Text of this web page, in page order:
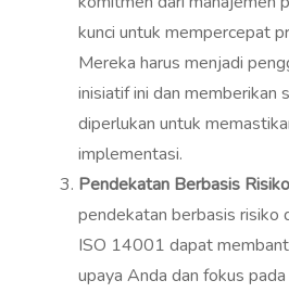
kunci untuk mempercepat
Mereka harus menjadi
inisiatif ini dan memberikan
diperlukan untuk
implementasi.
Pendekatan Berbasis Risiko
pendekatan berbasis risiko
ISO 14001 dapat
upaya Anda dan fokus